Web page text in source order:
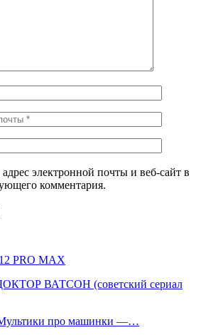
электронной почты и веб-сайт в
комментария.
PRO MAX
ВАТСОН (советский сериал
про машинки —…